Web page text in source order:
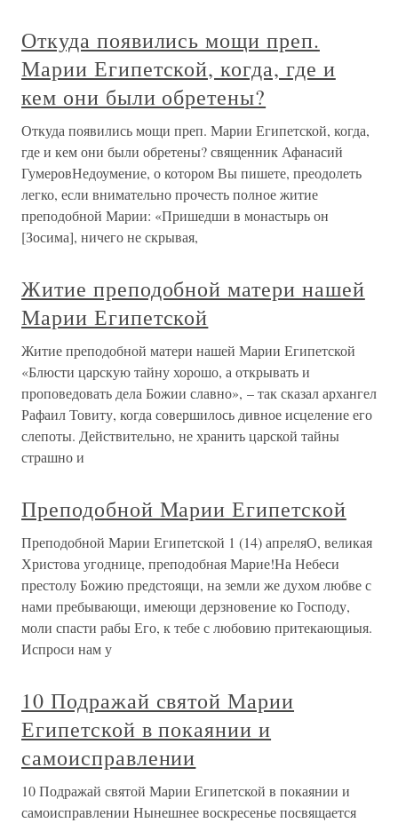
Откуда появились мощи преп.
Марии Египетской, когда, где и
кем они были обретены?
Откуда появились мощи преп. Марии Египетской, когда,
где и кем они были обретены? священник Афанасий
ГумеровНедоумение, о котором Вы пишете, преодолеть
легко, если внимательно прочесть полное житие
преподобной Марии: «Пришедши в монастырь он
[Зосима], ничего не скрывая,
Житие преподобной матери нашей
Марии Египетской
Житие преподобной матери нашей Марии Египетской
«Блюсти царскую тайну хорошо, а открывать и
проповедовать дела Божии славно», – так сказал архангел
Рафаил Товиту, когда совершилось дивное исцеление его
слепоты. Действительно, не хранить царской тайны
страшно и
Преподобной Марии Египетской
Преподобной Марии Египетской 1 (14) апреляО, великая
Христова угоднице, преподобная Марие!На Небеси
престолу Божию предстоящи, на земли же духом любве с
нами пребывающи, имеющи дерзновение ко Господу,
моли спасти рабы Его, к тебе с любовию притекающиыя.
Испроси нам у
10 Подражай святой Марии
Египетской в покаянии и
самоисправлении
10 Подражай святой Марии Египетской в покаянии и
самоисправлении Нынешнее воскресенье посвящается